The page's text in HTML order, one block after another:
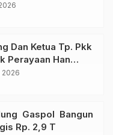
Dan Ketua Tp. Pkk
Perayaan Han
2026
Gaspol Bangun
Rp. 2,9 T